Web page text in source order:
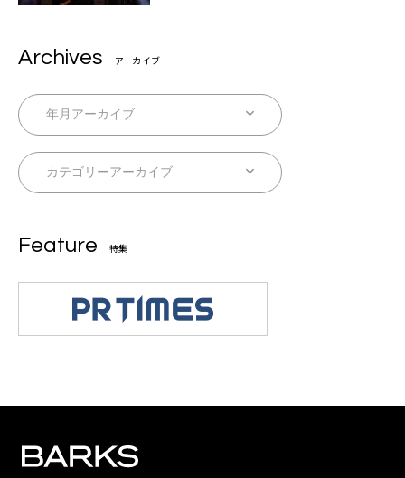
Archives アーカイブ
Feature 特集